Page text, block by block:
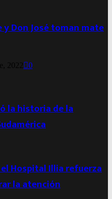
y Don José toman mate
2022 0
la historia de la
Hospital Illia refuerza
la atención